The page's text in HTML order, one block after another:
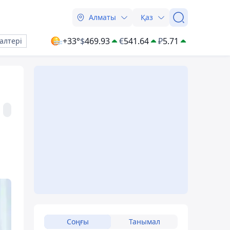
Алматы Қаз
+33°$469.93 €541.64 ₽5.71
Соңғы Танымал